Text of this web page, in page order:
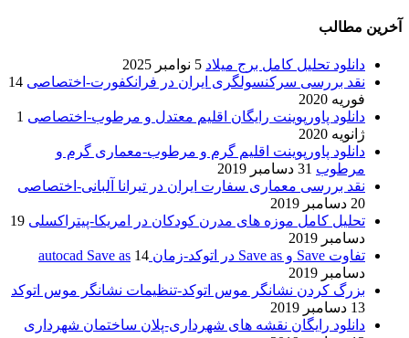
آخرین مطالب
دانلود تحلیل کامل برج میلاد 5 نوامبر 2025
نقد بررسی سرکنسولگری ایران در فرانکفورت-اختصاصی 14
فوریه 2020
دانلود پاورپوینت رایگان اقلیم معتدل و مرطوب-اختصاصی 1
ژانویه 2020
دانلود پاورپوینت اقلیم گرم و مرطوب-معماری گرم و
مرطوب 31 دسامبر 2019
نقد بررسی معماری سفارت ایران در تیرانا آلبانی-اختصاصی
20 دسامبر 2019
تحلیل کامل موزه های مدرن کودکان در امریکا-پیتراکسلی 19
دسامبر 2019
تفاوت Save و Save as در اتوکد-زمان autocad Save as
14
دسامبر 2019
بزرگ کردن نشانگر موس اتوکد-تنظیمات نشانگر موس اتوکد
13 دسامبر 2019
دانلود رایگان نقشه های شهرداری-پلان ساختمان شهرداری